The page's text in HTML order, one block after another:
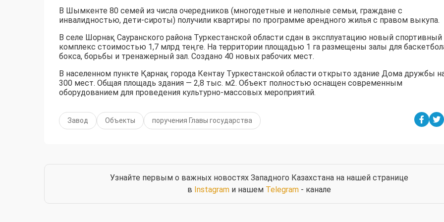
В Шымкенте 80 семей из числа очередников (многодетные и неполные семьи, граждане с
инвалидностью, дети-сироты) получили квартиры по программе арендного жилья с правом выкупа.
В селе Шорнақ Сауранского района Туркестанской области сдан в эксплуатацию новый спортивный
комплекс стоимостью 1,7 млрд теңге. На территории площадью 1 га размещены залы для
бокса, борьбы и тренажерный зал. Создано 40 новых рабочих мест.
В населенном пункте Қарнақ города Кентау Туркестанской области открыто здание Дома дружбы
300 мест. Общая площадь здания — 2,8 тыс. м2. Объект полностью оснащен современным
оборудованием для проведения культурно-массовых мероприятий.
Завод Объекты поручения Главы государства
Узнайте первым о важных новостях Западного Казахстана на нашей странице
в Instagramи нашем Telegram- канале